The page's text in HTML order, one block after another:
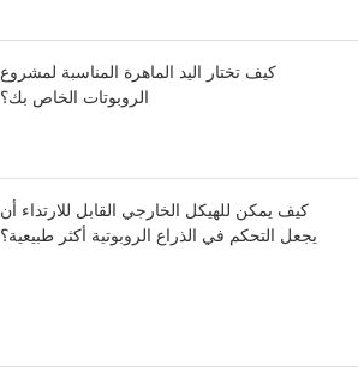
كيف تختار اليد الماهرة المناسبة لمشروع
الروبوتات الخاص بك؟
كيف يمكن للهيكل الخارجي القابل للارتداء أن
يجعل التحكم في الذراع الروبوتية أكثر طبيعية؟